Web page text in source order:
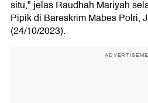
situ," jelas Raudhah Mariyah
Pipik di Bareskrim Mabes Polri,
(24/10/2023).